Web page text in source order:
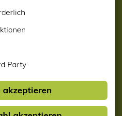
Party
akzeptieren